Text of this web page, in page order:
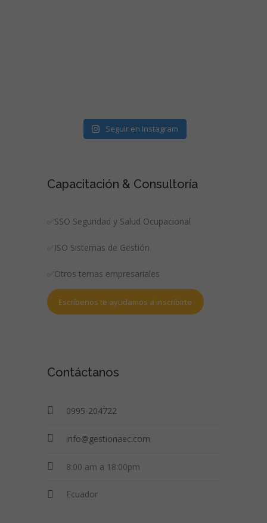
Seguir en Instagram
Capacitación & Consultoría
✅SSO Seguridad y Salud Ocupacional
✅ISO Sistemas de Gestión
✅Otros temas empresariales
Escríbenos te ayudamos a inscribirte
Contáctanos
0995-204722
info@gestionaec.com
8:00 am a 18:00pm
Ecuador